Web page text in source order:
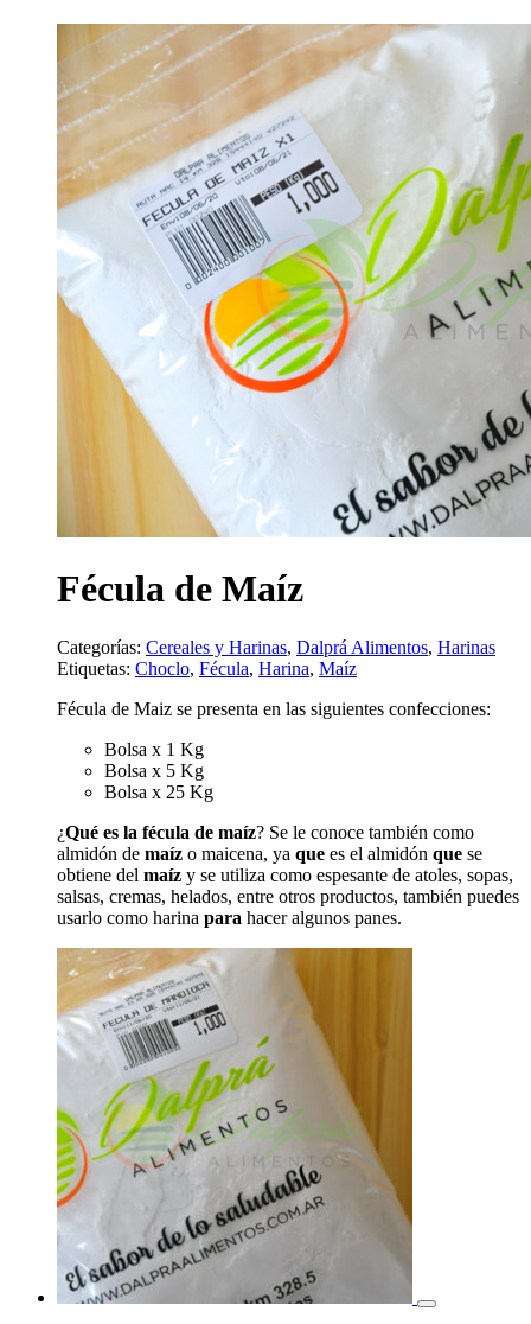
Fécula de Maíz
Categorías: Cereales y Harinas, Dalprá Alimentos, Harinas
Etiquetas: Choclo, Fécula, Harina, Maíz
Fécula de Maiz se presenta en las siguientes confecciones:
Bolsa x 1 Kg
Bolsa x 5 Kg
Bolsa x 25 Kg
¿Qué es la fécula de maíz? Se le conoce también como
almidón de maíz o maicena, ya que es el almidón que se
obtiene del maíz y se utiliza como espesante de atoles, sopas,
salsas, cremas, helados, entre otros productos, también puedes
usarlo como harina para hacer algunos panes.